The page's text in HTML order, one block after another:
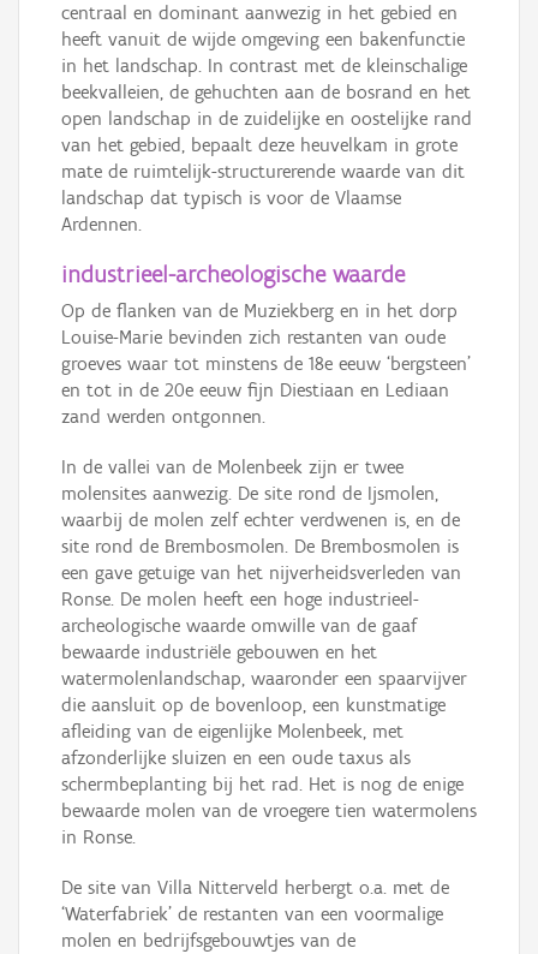
centraal en dominant aanwezig in het gebied en
heeft vanuit de wijde omgeving een bakenfunctie
in het landschap. In contrast met de kleinschalige
beekvalleien, de gehuchten aan de bosrand en het
open landschap in de zuidelijke en oostelijke rand
van het gebied, bepaalt deze heuvelkam in grote
mate de ruimtelijk-structurerende waarde van dit
landschap dat typisch is voor de Vlaamse
Ardennen.
industrieel-archeologische waarde
Op de flanken van de Muziekberg en in het dorp
Louise-Marie bevinden zich restanten van oude
groeves waar tot minstens de 18e eeuw ‘bergsteen’
en tot in de 20e eeuw fijn Diestiaan en Lediaan
zand werden ontgonnen.
In de vallei van de Molenbeek zijn er twee
molensites aanwezig. De site rond de Ijsmolen,
waarbij de molen zelf echter verdwenen is, en de
site rond de Brembosmolen. De Brembosmolen is
een gave getuige van het nijverheidsverleden van
Ronse. De molen heeft een hoge industrieel-
archeologische waarde omwille van de gaaf
bewaarde industriële gebouwen en het
watermolenlandschap, waaronder een spaarvijver
die aansluit op de bovenloop, een kunstmatige
afleiding van de eigenlijke Molenbeek, met
afzonderlijke sluizen en een oude taxus als
schermbeplanting bij het rad. Het is nog de enige
bewaarde molen van de vroegere tien watermolens
in Ronse.
De site van Villa Nitterveld herbergt o.a. met de
‘Waterfabriek’ de restanten van een voormalige
molen en bedrijfsgebouwtjes van de